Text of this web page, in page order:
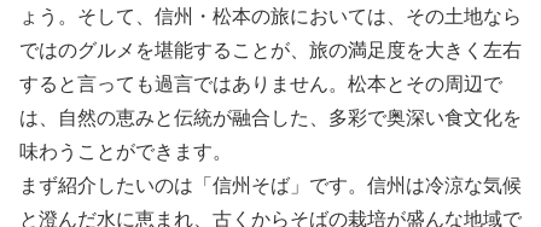
ょう。そして、信州・松本の旅においては、その土地なら
ではのグルメを堪能することが、旅の満足度を大きく左右
すると言っても過言ではありません。松本とその周辺で
は、自然の恵みと伝統が融合した、多彩で奥深い食文化を
味わうことができます。
まず紹介したいのは「信州そば」です。信州は冷涼な気候
と澄んだ水に恵まれ、古くからそばの栽培が盛んな地域で